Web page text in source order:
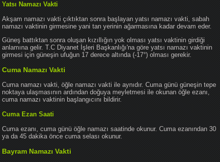
Yatsı Namazı Vakti
Akşam namazı vakti çıktıktan sonra başlayan yatsı namazı vakti, sabah
namazı vaktinin girmesine yani tan yerinin ağarmasına kadar devam eder.
Güneş battıktan sonra oluşan kızıllığın yok olması yatsı vaktinin girdiği
anlamına gelir. T.C Diyanet İşleri Başkanlığı'na göre yatsı namazı vaktinin
girmesi için güneşin ufuğun 17 derece altında (-17°) olması gerekir.
Cuma Namazı Vakti
Cuma namazı vakti, öğle namazı vakti ile aynıdır. Cuma günü güneşin tepe
noktaya ulaşmasının ardından doğuya meyletmesi ile okunan öğle ezanı,
cuma namazı vaktinin başlangıcını bildirir.
Cuma Ezan Saati
Cuma ezanı, cuma günü öğle namazı saatinde okunur. Cuma ezanından 30
ya da 45 dakika önce cuma selası okunur.
Bayram Namazı Vakti